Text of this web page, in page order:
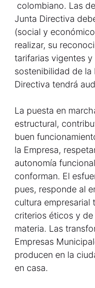
colombiano. Las
Junta Directiva
(social y
realizar, su
tarifarias vigentes
sostenibilidad de la
Directiva tendrá
La puesta en
estructural,
buen
la Empresa,
autonomía
conforman. El
pues, responde al
cultura empresarial
criterios éticos y
materia. Las
Empresas
producen en la
en casa.